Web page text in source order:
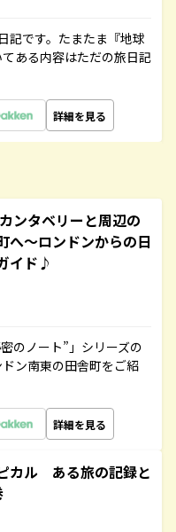
記です。たまたま『地球
ある内容はただの旅日記
詳細を見る
ンタベリーと周辺の
へ～ロンドンからの日
イド♪
のノート”」シリーズの
ン南東の田舎町をご紹
詳細を見る
カル ある旅の記録と